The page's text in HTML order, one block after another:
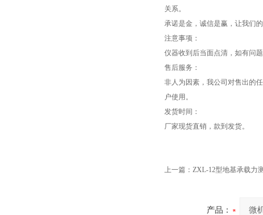
关系。
承诺是金，诚信是赢，让我们
注意事项：
仪器收到后当面点清，如有问
售后服务：
非人为因素，我公司对售出的
户使用。
发货时间：
厂家现货直销，款到发货。
上一篇： ZXL-12型地基承载力
产品：